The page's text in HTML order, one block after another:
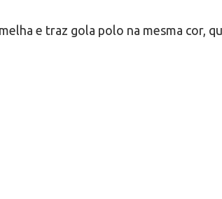
e traz gola polo na mesma cor,